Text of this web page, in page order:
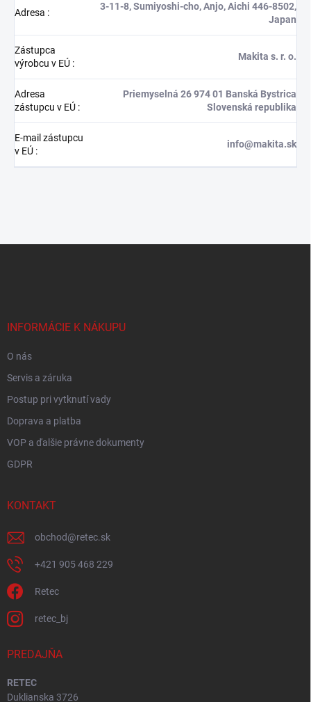
Adresa :
3-11-8, Sumiyoshi-cho, Anjo, Aichi 446-8502,
Japan
Zástupca
výrobcu v EÚ :
Makita s. r. o.
Adresa
zástupcu v EÚ :
Priemyselná 26 974 01 Banská Bystrica
Slovenská republika
E-mail zástupcu
v EÚ :
info@makita.sk
INFORMÁCIE K NÁKUPU
O nás
Servis a záruka
Postup pri vytknutí vady
Doprava a platba
VOP a ďalšie právne dokumenty
GDPR
KONTAKT
obchod@retec.sk
+421 905 468 229
Retec
retec_bj
PREDAJŇA
RETEC
Duklianska 3726